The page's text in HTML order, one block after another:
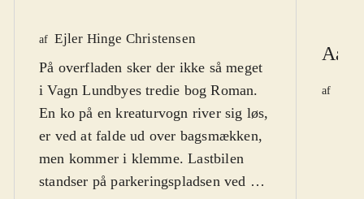
af Ejler Hinge Christensen
På overfladen sker der ikke så meget
i Vagn Lundbyes tredie bog Roman.
En ko på en kreaturvogn river sig løs,
er ved at falde ud over bagsmækken,
men kommer i klemme. Lastbilen
standser på parkeringspladsen ved en
af